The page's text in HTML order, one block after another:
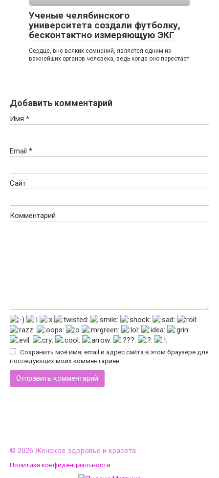
Ученые челябинского
университета создали футболку,
бесконтактно измеряющую ЭКГ
Сердце, вне всяких сомнений, является одним из
важнейших органов человека, ведь когда оно перестает
Добавить комментарий
Имя *
Email *
Сайт
Комментарий
Сохранить моё имя, email и адрес сайта в этом браузере для
последующих моих комментариев.
© 2026 Женское здоровье и красота
Политика конфиденциальности